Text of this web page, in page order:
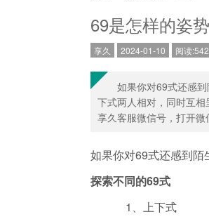
69是怎样的姿
享久 2024-01-10 阅读
如果你对69式还感
下式两人相对，同时互
享久客服微信号，打开微
如果你对69式还感到陌
探索不同的69式
1、上下式